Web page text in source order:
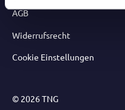
AGB
Widerrufsrecht
Cookie Einstellungen
© 2026 TNG